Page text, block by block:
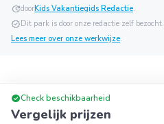
updatedoorKids Vakantiegids Redactie.
verified Dit park is door onze redactie zelf bezocht.
Lees meer over onze werkwijze.
check_circleCheck beschikbaarheid
Vergelijk prijzen